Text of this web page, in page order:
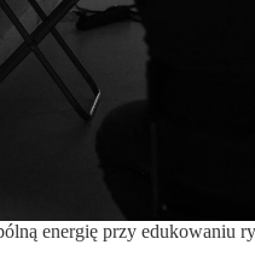
energię przy edukowaniu